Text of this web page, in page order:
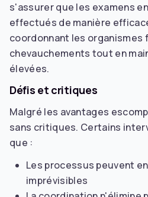
s'assurer que les examens
effectués de manière
coordonnant les organismes
chevauchements tout en
élevées.
Défis et critiques
Malgré les avantages
sans critiques. Certains
que :
Les processus peuvent
imprévisibles